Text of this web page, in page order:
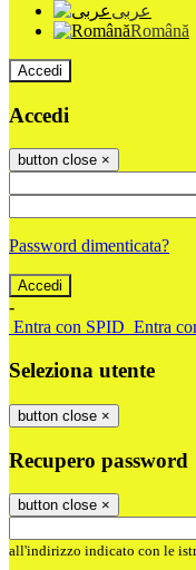
عربى
Română
Accedi
Accedi
button close ×
Password dimenticata?
-
Entra con SPID Entra
Seleziona utente
button close ×
Recupero password
button close ×
all'indirizzo indicato con le